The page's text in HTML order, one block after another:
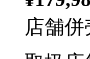
店舗併